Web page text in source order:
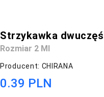
Strzykawka
Rozmiar 2 Ml
Producent: CHIRANA
0.39 PLN